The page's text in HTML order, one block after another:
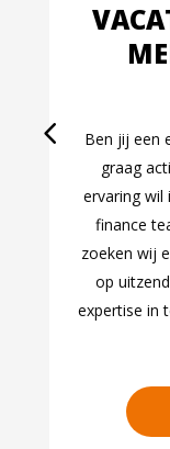
Ben jij een
graag
ervaring wil
finance
zoeken wij
op
expertise in